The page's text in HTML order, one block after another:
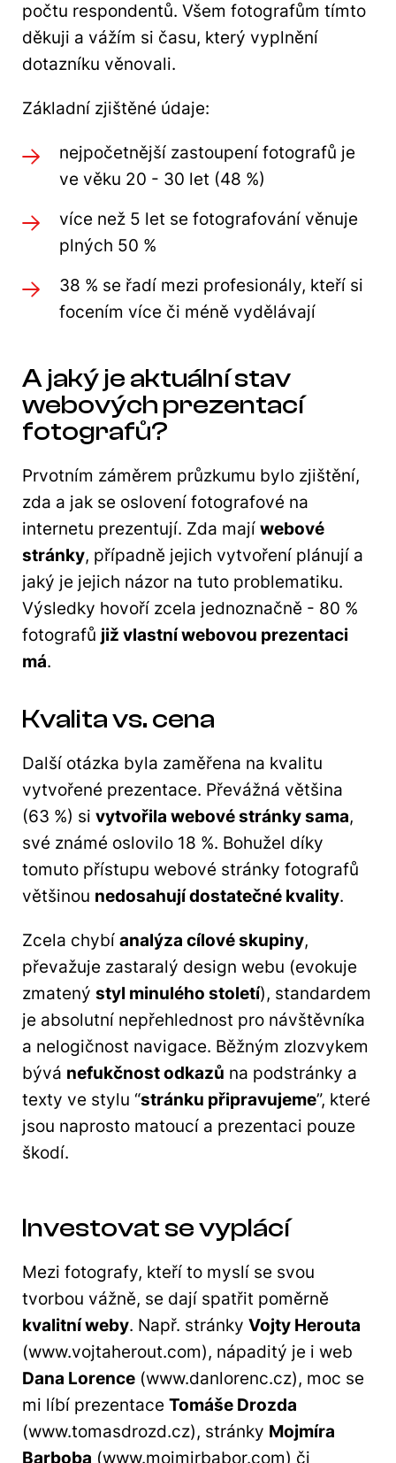
počtu respondentů. Všem fotografům tímto
děkuji a vážím si času, který vyplnění
dotazníku věnovali.
Základní zjištěné údaje:
nejpočetnější zastoupení fotografů je
ve věku 20 - 30 let (48 %)
více než 5 let se fotografování věnuje
plných 50 %
38 % se řadí mezi profesionály, kteří si
focením více či méně vydělávají
A jaký je aktuální stav
webových prezentací
fotografů?
Prvotním záměrem průzkumu bylo zjištění,
zda a jak se oslovení fotografové na
internetu prezentují. Zda mají webové
stránky, případně jejich vytvoření plánují a
jaký je jejich názor na tuto problematiku.
Výsledky hovoří zcela jednoznačně - 80 %
fotografů již vlastní webovou prezentaci
má.
Kvalita vs. cena
Další otázka byla zaměřena na kvalitu
vytvořené prezentace. Převážná většina
(63 %) si vytvořila webové stránky sama,
své známé oslovilo 18 %. Bohužel díky
tomuto přístupu webové stránky fotografů
většinou nedosahují dostatečné kvality.
Zcela chybí analýza cílové skupiny,
převažuje zastaralý design webu (evokuje
zmatený styl minulého století), standardem
je absolutní nepřehlednost pro návštěvníka
a nelogičnost navigace. Běžným zlozvykem
bývá nefukčnost odkazů na podstránky a
texty ve stylu “stránku připravujeme”, které
jsou naprosto matoucí a prezentaci pouze
škodí.
Investovat se vyplácí
Mezi fotografy, kteří to myslí se svou
tvorbou vážně, se dají spatřit poměrně
kvalitní weby. Např. stránky Vojty Herouta
(www.vojtaherout.com), nápaditý je i web
Dana Lorence (www.danlorenc.cz), moc se
mi líbí prezentace Tomáše Drozda
(www.tomasdrozd.cz), stránky Mojmíra
Barboba (www.mojmirbabor.com) či